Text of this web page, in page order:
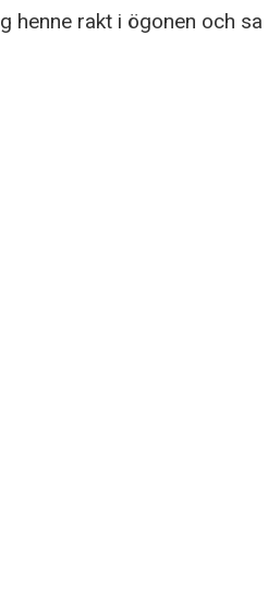
henne rakt i ögonen och sa